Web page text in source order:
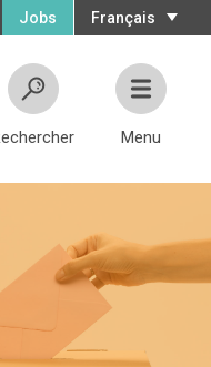
Français
Jobs
Menu